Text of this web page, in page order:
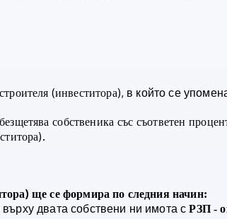
(инвеститора), в който се
собственика със съответен
).
) ще се формира по следния начин:
върху двата собствени ни имота сРЗП -